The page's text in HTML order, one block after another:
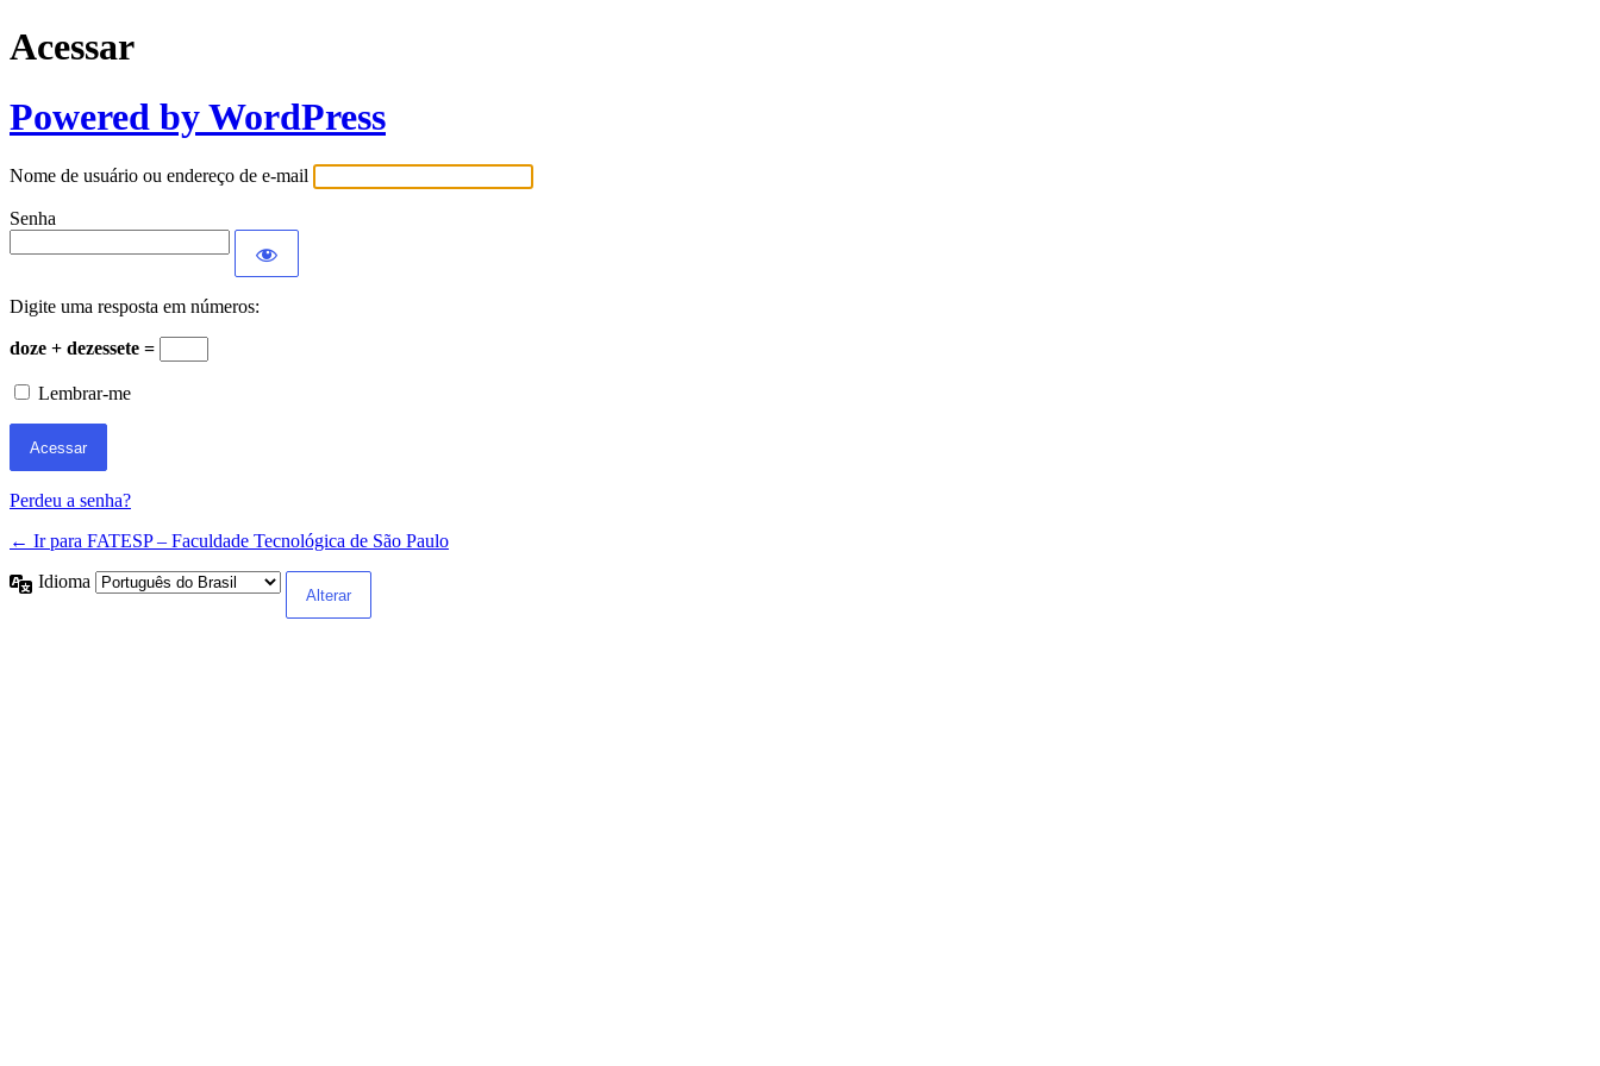
Acessar
Powered by WordPress
Nome de usuário ou endereço de e-mail
Senha
Digite uma resposta em números:
doze + dezessete =
Lembrar-me
Perdeu a senha?
← Ir para FATESP – Faculdade Tecnológica de São Paulo
Idioma